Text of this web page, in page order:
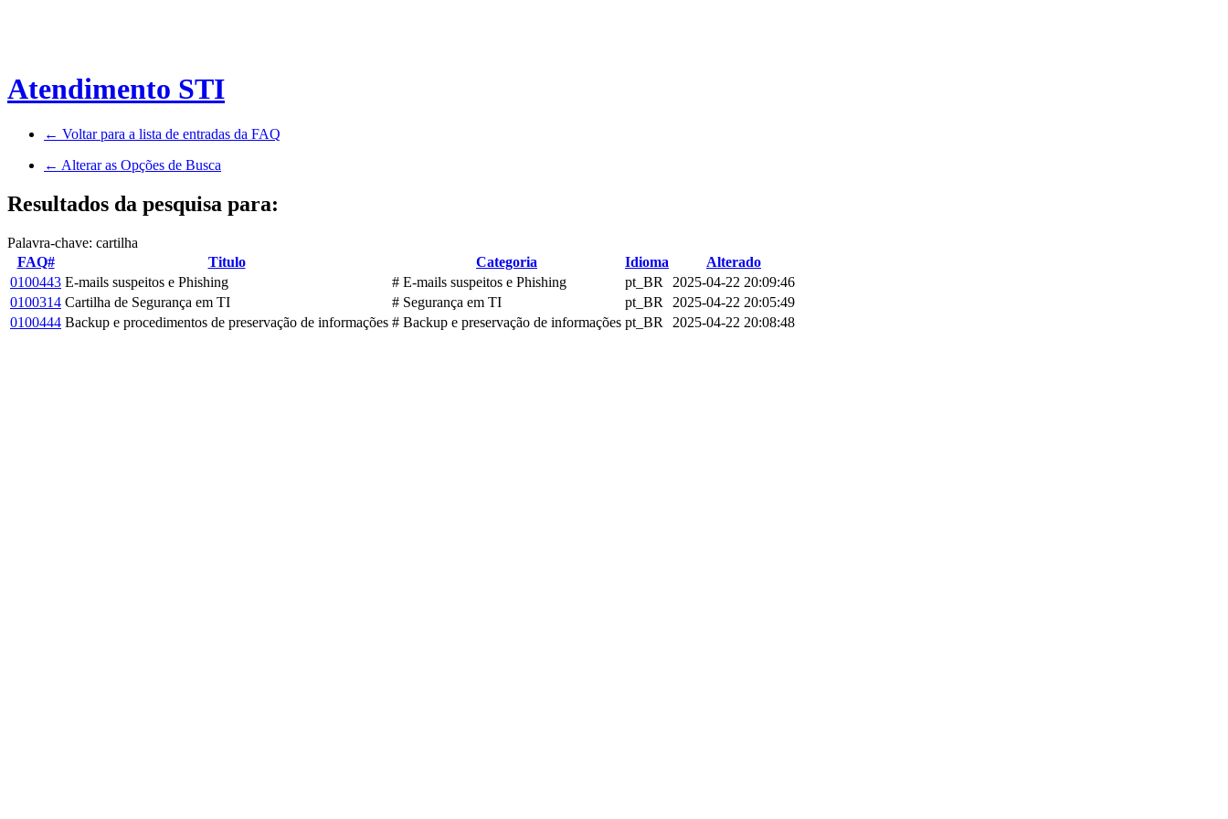
Atendimento STI
← Voltar para a lista de entradas da FAQ
← Alterar as Opções de Busca
Resultados da pesquisa para:
Palavra-chave: cartilha
FAQ#
Titulo Categoria Idioma
Alterado
0100443 E-mails suspeitos e Phishing # E-mails suspeitos e Phishing pt_BR
2025-04-22 20:09:46
0100314 Cartilha de Segurança em TI # Segurança em TI pt_BR
2025-04-22 20:05:49
0100444 Backup e procedimentos de preservação de informações # Backup e preservação de informações pt_BR 2025-04-22 20:08:48